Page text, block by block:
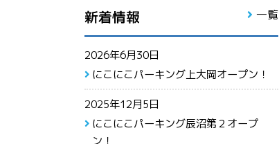
新着情報 一覧
2026年6月30日
にこにこパーキング上大岡オープン！
2025年12月5日
にこにこパーキング辰沼第２オープ